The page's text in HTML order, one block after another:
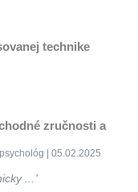
technike
zručnosti a
| 05.02.2025
...